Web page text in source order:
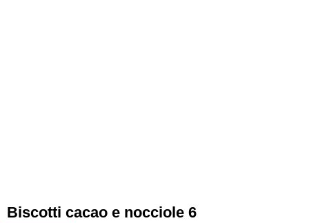
Biscotti cacao e nocciole 6